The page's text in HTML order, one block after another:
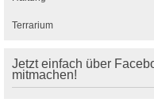
Terrarium
Jetzt einfach über
mitmachen!